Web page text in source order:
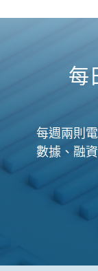
每
每週兩則
數據、融